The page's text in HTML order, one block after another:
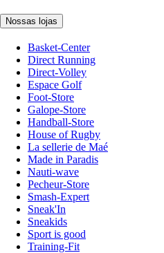
Nossas lojas
Basket-Center
Direct Running
Direct-Volley
Espace Golf
Foot-Store
Galope-Store
Handball-Store
House of Rugby
La sellerie de Maé
Made in Paradis
Nauti-wave
Pecheur-Store
Smash-Expert
Sneak'In
Sneakids
Sport is good
Training-Fit